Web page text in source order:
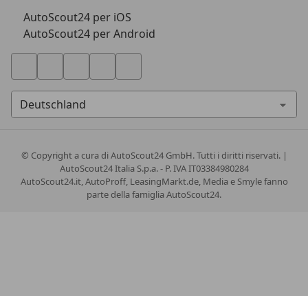
AutoScout24 per iOS
AutoScout24 per Android
© Copyrighta cura di AutoScout24 GmbH. Tutti i diritti riservati. |
AutoScout24 Italia S.p.a. - P. IVA IT03384980284
AutoScout24.it, AutoProff, LeasingMarkt.de, Media e Smyle fanno
parte della famiglia AutoScout24.